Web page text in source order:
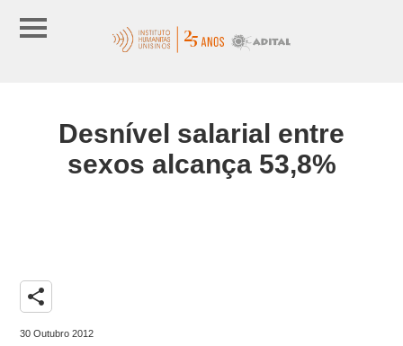
Desnível salarial entre
sexos alcança 53,8%
share
30 Outubro 2012